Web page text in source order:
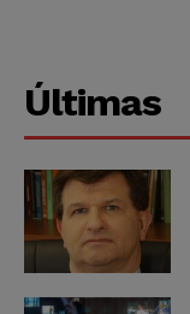
Últimas